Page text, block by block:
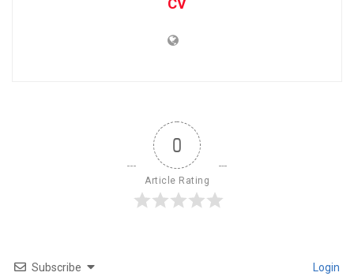
CV
0
Article Rating
Subscribe Login